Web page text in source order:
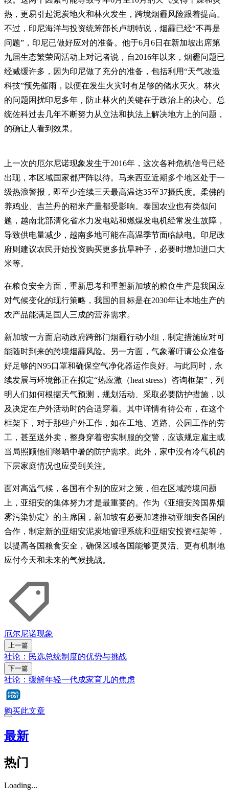
热，更易引起泥炭地火和林火发生，跨境烟霾风险跟着提高。
不过，印尼海洋与投资统筹部长卢胡特说，烟霾已经“不再是
问题”，印尼已做好应对的准备。他于6月6日在新加坡出席第
九届生态繁荣周活动上对记者说，自2016年以来，烟霾问题已
经减缓许多，因为印尼做了充分的准备，包括利用“天气改造
科技”预先催雨，以便在发生火灾时有足够的储水灭火。林火
的问题困扰印尼多年，防止林火的关键在于政治上的决心。总
统佐科过去几年不断努力从立法和执法上解决地方上的问题，
的确让人看到效果。
上一次的厄尔尼诺现象发生于2016年，这次各种危机信号已经
出现，本区域国家都严阵以待。马来西亚近期多个地区处于一
级热浪警报，即至少连续三天最高温达35至37摄氏度。柔佛的
养鸡业、吉兰丹的稻米产量都受影响。泰国农业也有类似问
题，越南北部清化省水力发电站和燃煤发电机经常发生故障，
导致供电量减少，越南多地可能在高温季节面临缺电。印尼政
府则建议农民开始投资购买更多抗旱种子，必要时增加进口大
米等。
在粮食安全方面，重新思考和重塑新加坡的粮食生产是我国应
对气候变化的现行策略，我国的目标是在2030年让本地生产的
农产品能满足国人三成的营养需求。
新加坡一方面启动政府跨部门烟霾行动小组，制定措施应对可
能随时到来的跨境烟霾风险。另一方面，气象署吁请公众准备
好足够的N95口罩和确保空气净化器运作良好。与此同时，永
续发展与环境部正在拟定“热应激（heat stress）咨询框架”，列
明人们如何根据天气预测，规划活动、采取必要防护措施，以
及决定在户外活动时的合适穿着。其中详情有待公布，在这个
框架下，对于那些户外工作，如在工地、道路、公园工作的劳
工，甚至送外卖，整身穿着密实制服的交警，应该规定雇主或
当局照顾他们曝晒中暑的防护需求。此外，家中没有冷气机的
下层家庭情况也应受到关注。
面对高温气候，各国有个别的应对之策，但在区域跨境问题
上，亚细安的集体努力才是最重要的。作为《亚细安跨国界烟
雾污染协定》的主席国，新加坡有必要加速推动亚细安各国的
合作，制定新的亚细安泥炭地管理系统和亚细安投资框架等，
以提高各国粮食安全，确保区域各国能够更灵活、更有机制地
应付今天和未来的气候挑战。
厄尔尼诺现象
上一篇
社论：民选总统制度的优势与挑战
下一篇
社论：缓解年轻一代成家育儿的焦虑
购买此文章
最新
热门
Loading...